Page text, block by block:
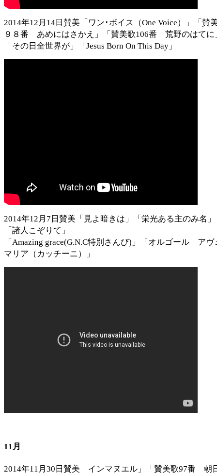
2014年12月14日賛美「ワン･ボイス（One Voice）」「賛
９８番 あめにはさかえ」「賛美歌106番 荒野のはてに
「その日全世界が」「Jesus Born On This Day」
2014年12月7日賛美「見よ暗きは」「栄光ある主のみ名」
「諸人こぞりて」
「Amazing grace(G.N.C特別さんび)」「オルゴール アヴ
マリア（カッチーニ）」
11月
2014年11月30日賛美「インマヌエル」「賛美歌97番 朝